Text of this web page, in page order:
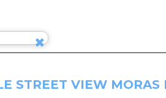
STREET VIEW